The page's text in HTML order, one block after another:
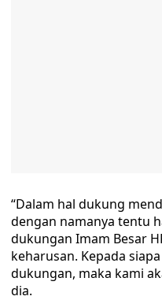
“Dalam hal dukung
dengan namanya tentu
dukungan Imam Besar
keharusan. Kepada
dukungan, maka kami
dia.